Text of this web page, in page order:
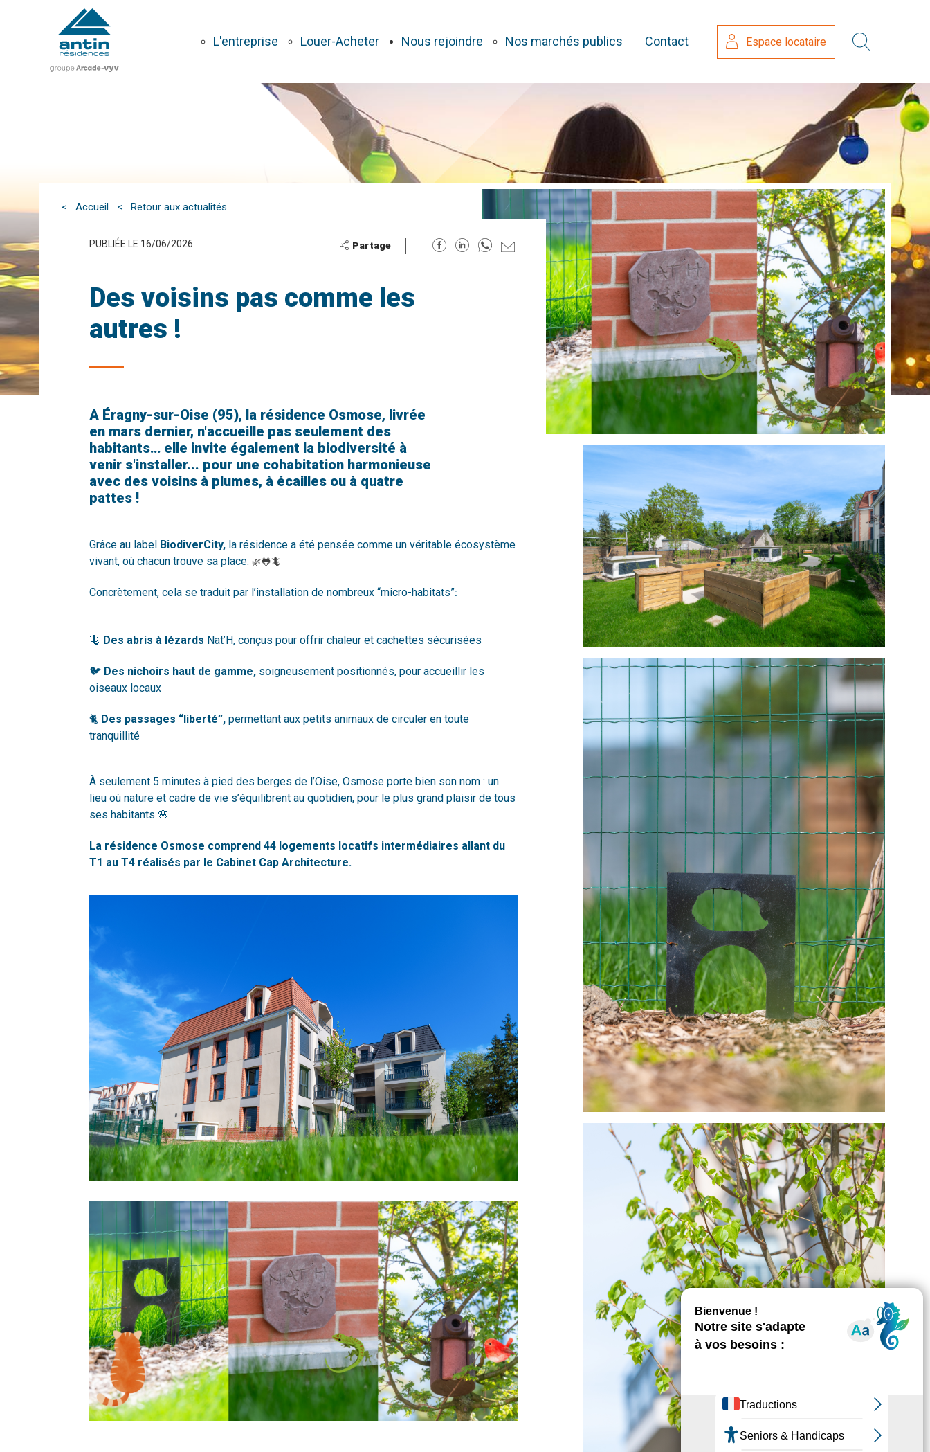
L'entreprise Louer-Acheter Nous rejoindre Nos marchés publics Contact Espace locataire
< Accueil < Retour aux actualités
PUBLIÉE LE 16/06/2026
Des voisins pas comme les
autres !
A Éragny-sur-Oise (95), la résidence Osmose, livrée
en mars dernier, n'accueille pas seulement des
habitants… elle invite également la biodiversité à
venir s'installer... pour une cohabitation harmonieuse
avec des voisins à plumes, à écailles ou à quatre
pattes !
Grâce au label BiodiverCity, la résidence a été pensée comme un véritable écosystème
vivant, où chacun trouve sa place. 🌿🐸🦎
Concrètement, cela se traduit par l’installation de nombreux “micro-habitats”:
🦎 Des abris à lézards Nat’H, conçus pour offrir chaleur et cachettes sécurisées
🐦 Des nichoirs haut de gamme, soigneusement positionnés, pour accueillir les
oiseaux locaux
🐈 Des passages “liberté”, permettant aux petits animaux de circuler en toute
tranquillité
À seulement 5 minutes à pied des berges de l’Oise, Osmose porte bien son nom : un
lieu où nature et cadre de vie s’équilibrent au quotidien, pour le plus grand plaisir de tous
ses habitants 🌸
La résidence Osmose comprend 44 logements locatifs intermédiaires allant du
T1 au T4 réalisés par le Cabinet Cap Architecture.